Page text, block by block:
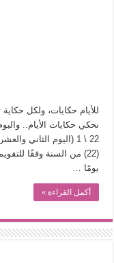
عوالم منصورة عز الدين..
الطعام في الحضارة
يوم شاهدت زينات صدقي
للأيام حكايات، ولكل
22 \ 1 (اليوم الثاني
يومًا …
أكمل القراءة »